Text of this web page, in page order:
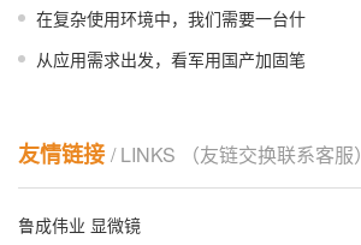
在复杂使用环境中，我们需要一台什
从应用需求出发，看军用国产加固笔
友情链接 / LINKS （友链交换联系客服）
鲁成伟业 显微镜